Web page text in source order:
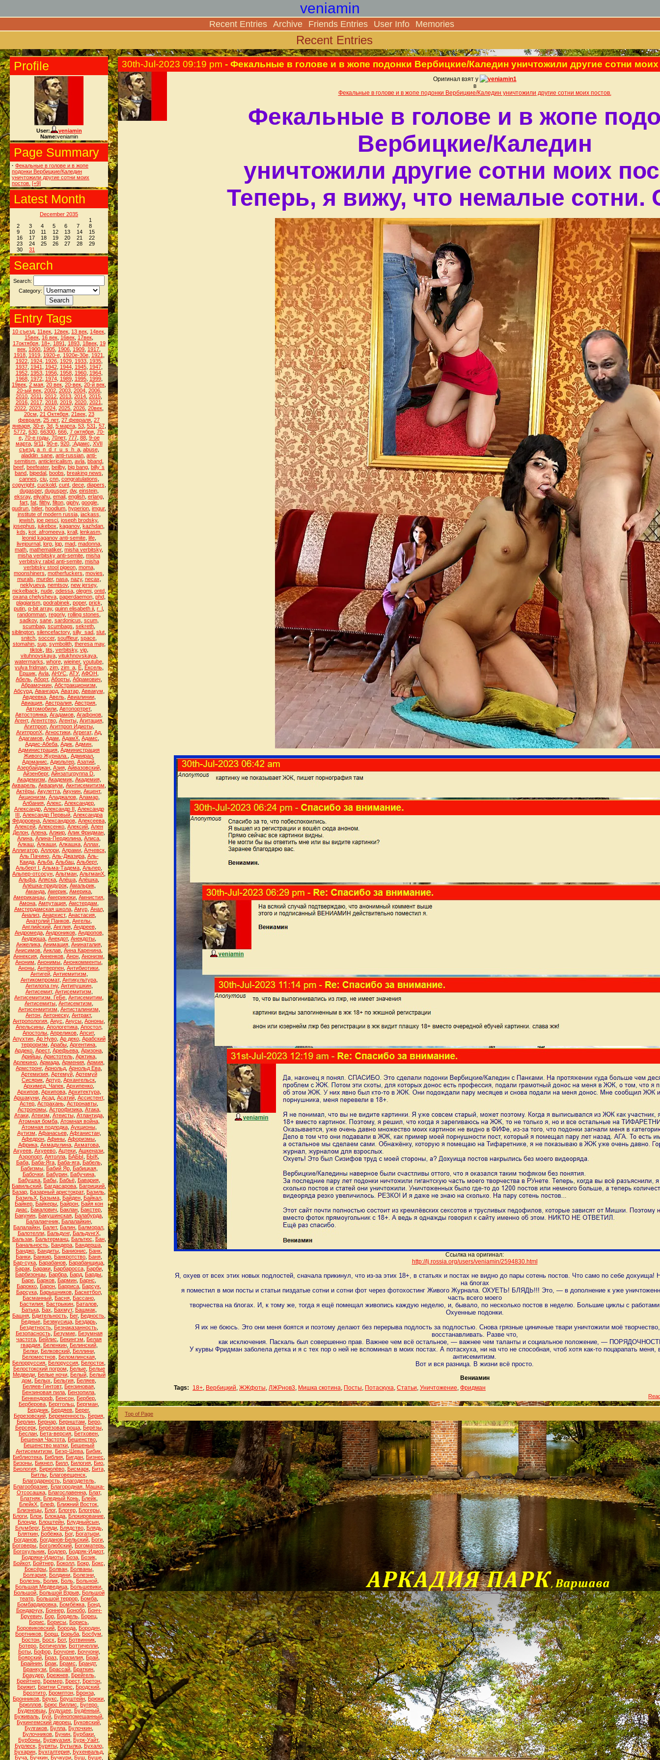
veniamin
Recent Entries Archive Friends Entries User Info Memories
Recent Entries
Profile
User:
veniamin
Name:veniamin
Page Summary
· Фекальные в голове и в жопе
подонки Вербицкие/Каледин
уничтожили другие сотни моих
постов. [+9]
Latest Month
December 2035
1
2
3 4 5 6 7
8
9
10 11 12 13 14
15
16
17 18 19 20 21
22
23
24 25 26 27 28
29
30
31
Search
Search:
Category:
Entry Tags
10 съезд 11век 12век 13 век 14век
15век 16 век 16век 17век
17октября, 18+, 1891 1893, 18век, 19
век 1900 1905 1906 1909 1917
1918, 1919, 1920-е, 1920е-30е, 1921
1922, 1924, 1926, 1929, 1933, 1935,
1937, 1941 1942, 1944, 1945, 1947,
1952, 1953, 1956, 1958, 1960, 1964,
1968, 1972, 1974, 1989, 1995, 1999,
19век 2 мая 20 век 20-век 20-й век
20-ый век, 2002, 2003, 2004, 2006,
2010 2011 2012 2013 2014 2015
2016, 2017, 2018, 2019, 2020, 2021
2022 2023 2024 2025 2026 20век
20см 21 Октября, 21век, 23
февраля 25 лет, 27 февраля 27
января, 30-е, 3d, 5 марта, 53, 531 57,
5772, 630, 66300, 666, 7 октября, 70-
е, 70-е годы, 70лет, 777, 88, 9-ое
марта, 9/11 90-е, 920, :Адамс XVII
съезд, a_n_d_r_u_s_h_a, abuse,
aladdin_sane anti-russian anti-
semitism anticlericalism avla bband
beef beefeater, beilby, big bang billy`s
band bipedal boobs breaking news
cannes ciu, cnn, congratulations
copyright, cuckold, cunt, dece, diapers
dugasper, dugusper, dw, einstein,
eksray, eliyahu, email, english, erlang,
fart, fat, filthy, filton, giphy, google,
gudrun hitler, hoodlum hyperion imgur,
institute of modern russia, jackass
jewish joe pesci joseph brodsky,
josephus jukebox kaganov, kazhdan
kds kot_afromeeva, krall, lenkasm,
leonid kaganov anti-semite, life,
livejournal, lorp, lqp, mad, madonna,
math mathematiker, misha verbitsky,
misha verbitsky anti-semite misha
verbitsky rabid anti-semite, misha
verbitsky stool pigeon, moma,
moonshiners motherfuckers movies
murals murder, nasa, nazy, necax
neklyueva nemtsov, new jersey,
nickelback nude, odessa, olegmi, ontd,
oxana chelysheva, paperdaemon, phd,
plagiarism, podrabinek poper, prick
putin q-bit array, quinn elisabeth ii r_l
randomman regoriy, rolling stones
sadkov, sane, sardonicus scum,
scumbag scumbags sekreth
siblington silencefactory, silly_sad slut
snitch soccer, souffleur, space
stomahin, sup, symbolith, theresa may,
tiktok tits verbitsky, vip,
vituhnovskaya, vitukhnovskaya,
watermarks whore, wieiner, youtube,
yulya fridman, zim, zim_a, Ё, Ёксель,
Ёршик Аvla АНУС АТУ, АФОН
Абель Аборт, Аборты Абрамович
Абрамочкин, Абстракционизм
Абсурд, Авангард, Аватар, Аввакум
Авдеевка, Авель, Авиалинии,
Авиация Австралия Австрия
Автомобили Автопортрет,
Автостоянка Агадамов Агафонов
Агент, Агентство, Агенты, Агитация,
Агитпроп, Агитпроп Идиоты,
АгитпропХ, Агностики, Агрегат, Ад,
Адагамов Адам АдамХ Адамс
Аддис-Абеба Адик Админ
Администрация Администрация
Живого Журнала.
Адмирал
Адоманис Адюльтер Азатий
Азербайджан, Азия, Айвазовский,
Айзенберг, Айнзатцгруппа D
Академизм Академик, Академия,
Акварель Аквариум Акнтисемитизм
Актёры Акулетта Акунин Акцент,
Акционизм Аладжалов, Аламар,
Албания Алекс Александер
Александр, Александр II Александр
III Александр Первый Александра
Фёдоровна, Александров, Алексеева,
Алексей Алексенко Алексий Ален
Делон Алена Алжир Алик Фридман
Алина Алина-Пердюлина Алиса
Алкаш Алкаши Алкашка Аллах
Аллигатор, Аллори, Алрами, Алчевск,
Аль Пачино, Аль-Джазира, Аль-
Каида Альба Альбац Альберт,
Альберт I Альма-Тадема Альпер
Альпер-отсосун Альтман АльтманХ
Альфа Аляска Алёша Алёшка
Алёшка-придурок, Амальрик,
Аманда Америк Америка
Американцы Америкюки Амнистия
Амона Ампутация Амстердам
Амстердамская школа, Амур, Анал,
Анализ Анархист, Анастасия
Анатолий Панков Ангелы
Английский, Англия, Андреев,
Андромеда, Андроников, Андропов,
Андрюша Анекдот, Анекдоты
Анжелика, Анимация, Анинаталия,
Анисимов Анклав Анна Каренина
Аннексия Анненков Анон Анонизм
Аноним Анонимы Анонкомменты
Аноны Антверпен Антибиотики
Антигей, Антиемитизм
Антикомпромат, Антикультура,
Антилопа гну, Антипушкин,
Антисемит, Антисемитизм
Антисемитизм. ГеБе Антисемитим
Антисемиты Антисемтизм
Антисенмитизм Антисталинизм
Антон Антонеску, Антракт,
Антропология Анус Анусы Аононы
Апельсины, Апологетика, Апостол,
Апостолы Апреликов Апсит,
Апухтин, Ар Нуво, Ар деко, Арабский
терроризм Арабы Аргентина
Ардеко Арест, Арефьева Аризона
Арийцы, Аристотель, Арктика,
Арлекино Армада Армения Армия
Армстронг, Арнольд Арнольд Ева
Артемизия, Артемуй, Артемуй
Сисярик Артур Архангельск
Архимед. Чапек Архипенко
Архипов, Архипова, Архитектура,
Аршакуни, Асад, Асатий, Ассистент,
Астер Астрахань Астронавты
Астрономы, Астрофизика, Атака,
Атаки, Атеизм Атеисты, Атлантида,
Атомная бомба, Атомная война,
Атомная подлодка, Аукционы,
Аутизм Афанасьев, Афганистан,
Афедрон Афины Афоризмы
Африка, Ахмадулина, Ахматова,
Ахуеев Ахуеево Ацтеки Ашкенази
Аэропорт, Аятолла БАБЫ БЫК
Баба, Баба-Яга, Баба-яга, Бабель,
Бабизмы, Бабий Яр, Бабицкая,
Бабочки, Бабурин, Бабучина,
Бабушка, Бабы, Бабьё, Бавария,
Бавильский Багдасарова Багрицкий
Базар Базарный аристократ, Базиль
БазильХ, Базыма, Байден, Байкал,
Байкер Байкеры Байрон Байя кон
диас
Бакалович Баклан Бакстер
Бакунин Бакушинская Балабурда
Балалаечник, Балалайкин,
Балалайкн Балет, Балин Балморал
Балотелли, Бальдунг, БальдунгХ,
Бальзак, Бальтерманц, Бальтюс Бан,
Банальность Бандера Бандерша
Банджо Бандиты Банионис Банк
Банки Банкир Банкротство Баня
Бар-сука Барабанов Барабанщица
Барак, Бараки, Барбаросса, Барби,
Барбизонцы Барбра Бард Барды
Баре Барков Бармин Барнс
Барокко Барон Барриса Барсук
Барсука, Барышников, Баскетбол,
Басманный Басня Бассано
Бастилия Бастрыкин Баталов
Батька, Бах Бахмут, Башмак,
Башня Бдительность Бег, Бедность
Бедные, Безвкусица, Бездарь,
Бездетность Безнаказанность
Безопасность, Безумие, Безумная
частота Бейлис Бекингэм
Белая
гвардия, Беленкин, Белинский,
Белки, Белковский, Беллини,
Беломестнов, Беломлинская,
Белорруссия Белоруссия Белосток
Белостокский погром
Белые, Белые
Медведи, Белые ночи, Белый, Белый
дом
Белых Бельгия Беляев
Беляев-Гинтовт, Бензиновая
Бензиновая пила Бензопила
Бенкендорф Бенсон Бербер
Берберова Берггольц Бергман
Бердник Бердяев Берег,
Березовский, Беременность, Берия,
Берлин, Бернар, Бернштам Беро,
Берсерк, Берёзовая роща, Берёзы,
Беслан Бета-версия Бетховен
Бешеная Частота Бешенство
Бешенство матки Бешеный
Антисемитизм
Беэр-Шева Бибик
Библиотека Библия Бигдан Бизнес
Бизоны Бикнел Билл Билогия Био
Биология, Бирюлёво, Бисмарк, Бита,
Битлы Благовещенск
Благодарность, Благодетель,
Благообразие Благородная. Машка-
Отсосашка, Благославенна, Блат,
Блатняк Бледный Конь Блейк
БлейкХ Блеф Ближний Восток
Близнецы, Блог, Блогер, Блогеры,
Блоги Блок Блокада Блокирование
Блонди Блоштейн Блудныйсын
Блумберг, Бляди, Блядство, Блядь,
Бляткин, Бобёжка, Бог, Богатыри,
Богданов Богданов-Бельский Боги
Боговеры Боголюбский Богоматерь
Богохульник Бодлер Бодряк-Идиот,
Бодряки-Идиоты, Боза, Бозик,
Бойкот, Бойтнер, Боколл, Бокр, Бокс
Боксёры, Болван, Болваны,
Болгария, Болдини, Болезни,
Болезнь, Болик, Боль, Больной,
Большая Медведица Большевики
Большой, Большой Взрыв, Большой
театр Большой террор Бомба
Бомбардировка, Бомбёжка, Бонд,
Бондарчук, Боннер, Бонобо, Бонч-
Бруевич
Бор, Бордель, Борец,
Борис
Борисы Борись
Боровиковский Борода Бородин
Бортников Борщ Борьба Босбум
Бостон Босх Бот, Ботвинник
Ботеро Ботичелли Боттичелли
Боты, Бофор, Боччоне, Боччони,
Боярский Браз Бразилия Брай
Брайнин Брак Брамс Брандт,
Бранкузи Брассай Браткин
Браудер, Брежнев, Брейгель,
Брейтнер, Бремер, Брест, Бретон,
Брижит, Бритни Спирс Бродский
Брозтито, Бромптон, Бронза,
Бронников Брукс Бруштейн Брюки
Брюллов Брюс Виллис Бугеро
Буденовцы, Будущее, Будённый,
Буживаль Буй Буйнопомешанный
Букингемский дворец Буковский
Булгаков Булла Булочкин
Булочников Бунин Бурбаки
Бурбоны Буржуазия Бурк-Уайт,
Бурлеск, Буряты, Бутылка, Бухало,
Бухарин, Бухгалтерия, Бухенвальд,
Буча Бучкин Бучкури Буш Буше
30th-Jul-2023 09:19 pm - Фекальные в голове и в жопе подонки Вербицкие/Каледин уничтожили другие сотни моих
Оригинал взят у
veniamin1
в
Фекальные в голове и в жопе подонки Вербицкие/Каледин уничтожили другие сотни моих постов.
Фекальные в голове и в жопе
Вербицкие/Каледин
уничтожили другие сотни моих
Теперь, я вижу, что немалые сотни.
Ссылка на оригинал:
http://lj.rossia.org/users/veniamin/2594830.html
Я, охуев от всех этих новых подлостей, сначала прикинул, что из-за этих 18+, в статьях и постах не видно до пары сотень постов. Что само по себе дохуища!
на блогах
я поместил в мои посты и статьи пиздатые сотни и сотни фот через фотохостинг Живого Журнала. ОХУЕТЬ! БЛЯДЬ!!! Это, — в дополнение к уже
часть всего моего
творчества на блогах. И, к тому же, тогда я ещё помещал живопись каждую неделю, и, бывало, по несколько постов в неделю. Большие циклы с
Охуенные подонки.
Я их не боюсь. Это они меня боятся и поэтому делают без перерыва подлость за подлостью. Снова грязные циничные твари уничтожили моё
восстанавливать. Разве что,
как исключения. Паскаль был совершенно прав. Важнее чем всё остальное, — важнее чем таланты и социальное положение, —
У курвы Фридман заболела детка и я с тех пор о ней не вспоминал в моих постах. А потаскуха, ни на что не способная, чтоб хотя как-то поцарапать меня,
антисемитизм.
Вот и вся разница. В жизни всё просто.
Вениамин
Tags:
18+, Вербицкий, ЖЖфоты, ЛЖРнов3, Мишка скотина, Посты, Потаскуха, Статьи, Уничтожение, Фридман
Top of Page